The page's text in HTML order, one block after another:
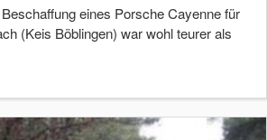
eines Porsche Cayenne für
(Keis Böblingen) war wohl teurer als